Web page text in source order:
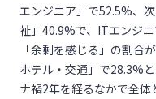
エンジニア」で52.5%、
祉」40.9%で、ITエンジ
「余剰を感じる」の割合
ホテル・交通」で28.3%
ナ禍2年を経るなかで全